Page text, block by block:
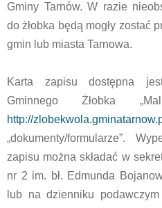
Gminy Tarnów. W razie
do żłobka będą mogły zostać
gmin lub miasta Tarnowa.
Karta zapisu dostępna
Gminnego Żłobka
http://
„dokumenty/formularze”.
zapisu można składać w
nr 2 im. bł. Edmunda
lub na dzienniku